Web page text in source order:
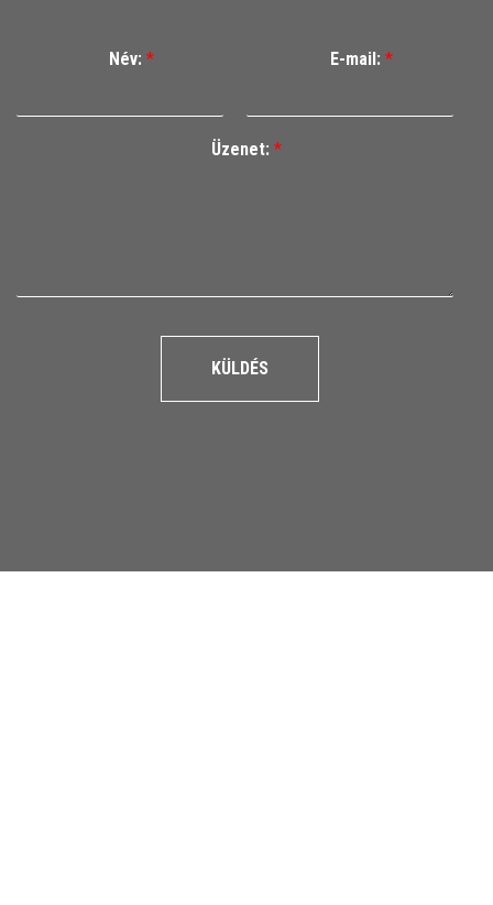
Név: * E-mail: *
Üzenet: *
KÜLDÉS